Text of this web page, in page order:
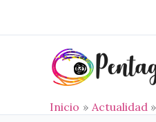
Inicio Actualidad